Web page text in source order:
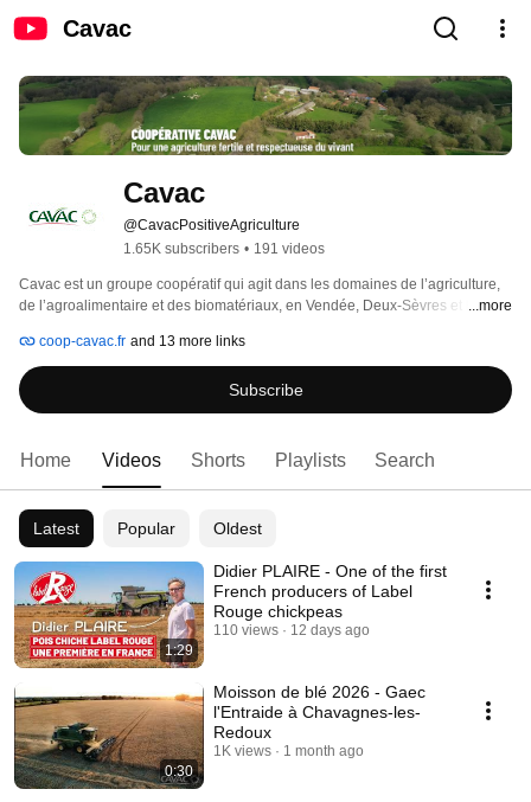
Cavac
Cavac
@CavacPositiveAgriculture
1.65K subscribers • 191 videos
Cavac est un groupe coopératif qui agit dans les domaines de l’agriculture,
de l’agroalimentaire et des biomatériaux, en Vendée, Deux-Sèvres et les
4730 exploitations agricoles sociétaires et 1731 collaborateurs. Nous
sommes une très (très) grande équipe, attachée à ses racines et son
territoire, qui est le reflet de notre polyvalence. Selon nous, mieux se
rassembler permet de mieux avancer.
...more
coop-cavac.fr and 13 more links
Subscribe
Home Videos Shorts Playlists Search
Latest Popular Oldest
1:29
Didier PLAIRE - One of the first
French producers of Label
Rouge chickpeas
110 views 12 days ago
0:30
Moisson de blé 2026 - Gaec
l'Entraide à Chavagnes-les-
Redoux
1K views 1 month ago